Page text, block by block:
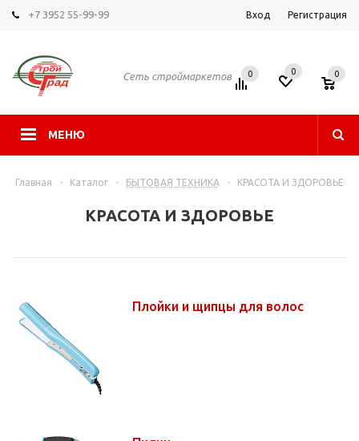
+7 3952 55-99-99 Вход Регистрация
Сеть строймаркетов
МЕНЮ
0 0 0
Главная - Каталог - БЫТОВАЯ ТЕХНИКА - КРАСОТА И ЗДОРОВЬЕ
КРАСОТА И ЗДОРОВЬЕ
Плойки и щипцы для волос